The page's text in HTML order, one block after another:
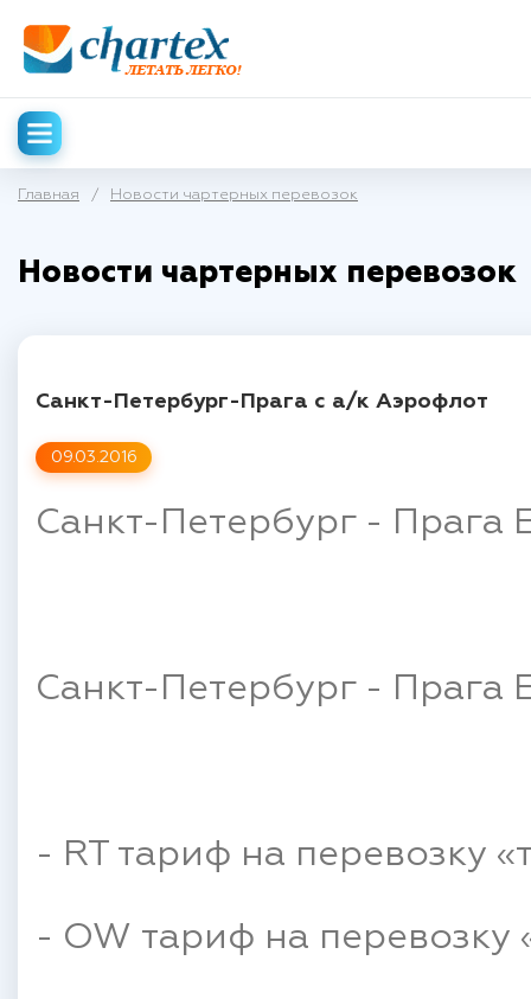
Главная / Новости чартерных перевозок
Новости чартерных перевозок
09.03.2016
Санкт-Петербург-Прага с а/к Аэрофлот
Санкт-Петербург - Прага
Санкт-Петербург - Прага
- RT тариф на перевозку
- OW тариф на перевозку